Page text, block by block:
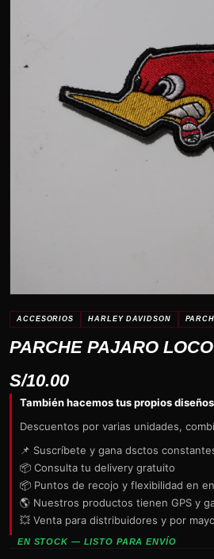
ACCESORIOS HARLEY DAVIDSON
PARCHE PAJARO LOCO
S/10.00
También hacemos tus propios diseños
Descuentos por varias unidades,
📌 Suscríbete y gana dsctos
📦 Consulta tu delivery gratuito
📦 Puntos de recojo y flexibilidad en
🌎 Nuestros productos tienen GPS y
💥 Venta para distribuidores y por
EN STOCK — LISTO PARA ENVÍO